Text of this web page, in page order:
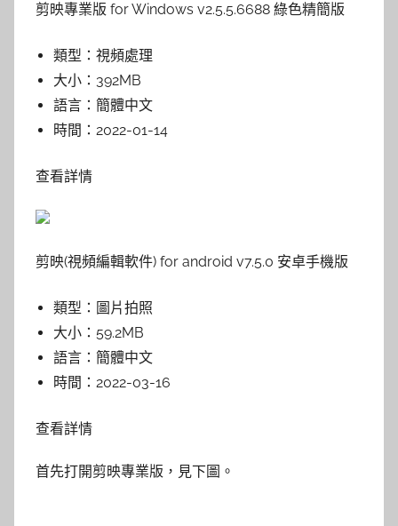
剪映專業版 for Windows v2.5.5.6688 綠色精簡版
類型： 視頻處理
大小： 392MB
語言： 簡體中文
時間： 2022-01-14
查看詳情
剪映(視頻編輯軟件) for android v7.5.0 安卓手機版
類型： 圖片拍照
大小： 59.2MB
語言： 簡體中文
時間： 2022-03-16
查看詳情
首先打開剪映專業版，見下圖。